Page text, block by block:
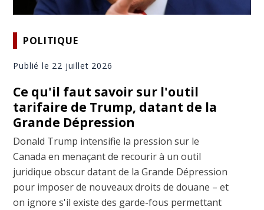
POLITIQUE
Publié le 22 juillet 2026
Ce qu'il faut savoir sur l'outil
tarifaire de Trump, datant de la
Grande Dépression
Donald Trump intensifie la pression sur le
Canada en menaçant de recourir à un outil
juridique obscur datant de la Grande Dépression
pour imposer de nouveaux droits de douane – et
on ignore s'il existe des garde-fous permettant